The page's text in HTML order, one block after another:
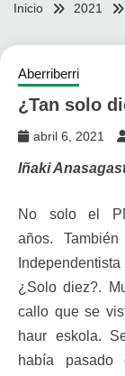
Inicio 2021
Aberriberri
¿Tan solo
abril 6, 2021
Iñaki
No solo el
años.
¿Solo diez?.
callo que se
haur eskola.
había